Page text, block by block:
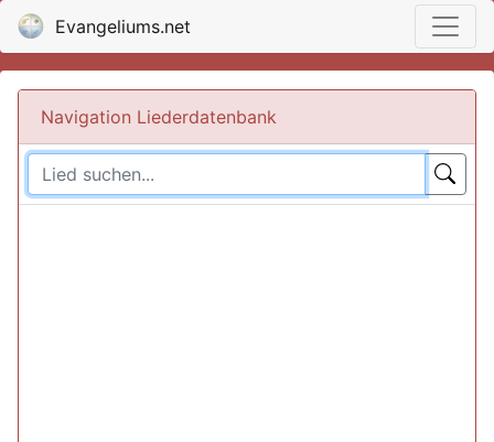
Evangeliums.net
Navigation Liederdatenbank